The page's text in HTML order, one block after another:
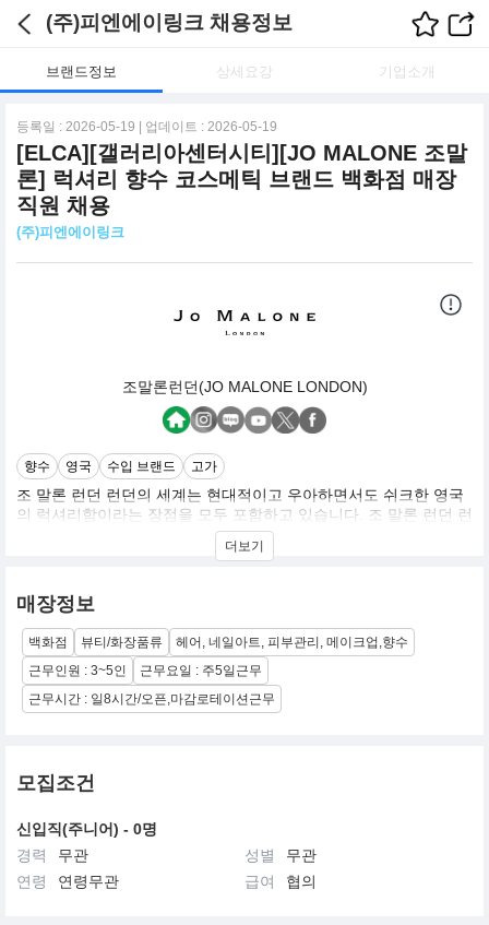
(주)피엔에이링크 채용정보
브랜드정보 상세요강 기업소개
등록일 : 2026-05-19 | 업데이트 : 2026-05-19
[ELCA][갤러리아센터시티][JO MALONE 조말
론] 럭셔리 향수 코스메틱 브랜드 백화점 매장
직원 채용
(주)피엔에이링크
조말론런던(JO MALONE LONDON)
향수 영국 수입 브랜드 고가
조 말론 런던 런던의 세계는 현대적이고 우아하면서도 쉬크한 영국
의 럭셔리함이라는 장점을 모두 포함하고 있습니다. 조 말론 런던 런
던브랜드의 목표는 유니크한 경험, 특별한 서비스, 그리고 우리의 감
각기관을 깨워주고 영감을 가져다 주는 고급스러운 제품들을 통하
조 말론 런던 런던은 문화와 세대를 초월하여 전세계 여성과 남성 모
두에게 사랑을 받고 있는 브랜드입니다.
더보기
매장정보
백화점 뷰티/화장품류
헤어, 네일아트, 피부관리, 메이크업,향수
근무인원 : 3~5인
근무요일 : 주5일근무
근무시간 : 일8시간/오픈,마감로테이션근무
모집조건
신입직(주니어) - 0명
경력
무관 성별
무관
연령
연령무관 급여 협의